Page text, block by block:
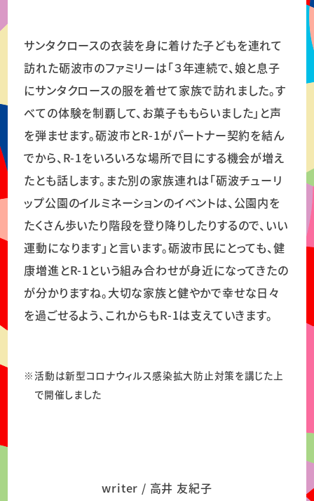
サンタクロースの衣装を身に着けた子どもを連れて
訪れた砺波市のファミリーは「３年連続で、娘と息子
にサンタクロースの服を着せて家族で訪れました。す
べての体験を制覇して、お菓子ももらいました」と声
を弾ませます。砺波市とR-1がパートナー契約を結ん
でから、R-1をいろいろな場所で目にする機会が増え
たとも話します。また別の家族連れは「砺波チューリ
ップ公園のイルミネーションのイベントは、公園内を
たくさん歩いたり階段を登り降りしたりするので、いい
運動になります」と言います。砺波市民にとっても、健
康増進とR-1という組み合わせが身近になってきたの
が分かりますね。大切な家族と健やかで幸せな日々
を過ごせるよう、これからもR-1は支えていきます。
※活動は新型コロナウィルス感染拡大防止対策を講じた上
で開催しました
writer / 高井 友紀子